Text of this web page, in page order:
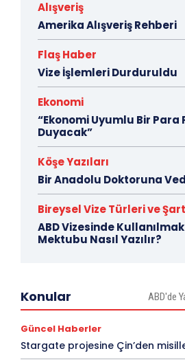
Alışveriş
Amerika Alışveriş Rehberi
Flaş Haber
Vize İşlemleri Durduruldu
Ekonomi
“Ekonomi Uyumlu Bir
Duyacak”
Köşe Yazıları
Bir Anadolu Doktoruna
Bireysel Vize Türleri ve
ABD Vizesinde
Mektubu Nasıl Yazılır?
Konular ABD'de
Güncel Haberler
Stargate projesine Çin’den